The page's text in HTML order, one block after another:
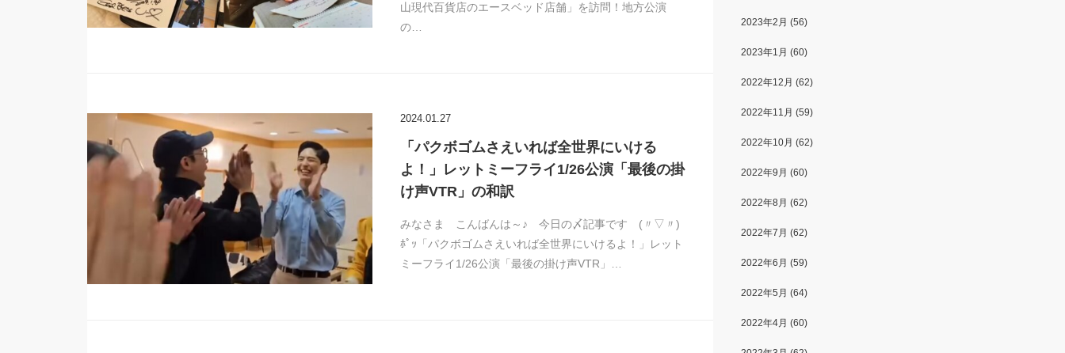
山現代百貨店のエースベッド店舗」を訪問！地方公演
の…
2024.01.27
「パクボゴムさえいれば全世界にいける
よ！」レットミーフライ1/26公演「最後の掛
け声VTR」の和訳
みなさま こんばんは～♪ 今日の〆記事です (〃▽〃)
ﾎﾟｯ「パクボゴムさえいれば全世界にいけるよ！」レット
ミーフライ1/26公演「最後の掛け声VTR」…
2023年2月 (56)
2023年1月 (60)
2022年12月 (62)
2022年11月 (59)
2022年10月 (62)
2022年9月 (60)
2022年8月 (62)
2022年7月 (62)
2022年6月 (59)
2022年5月 (64)
2022年4月 (60)